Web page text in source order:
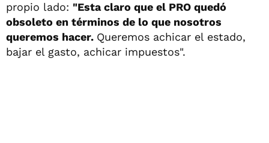
propio lado: "Esta claro que el PRO quedó
obsoleto en términos de lo que nosotros
queremos hacer. Queremos achicar el estado,
bajar el gasto, achicar impuestos".